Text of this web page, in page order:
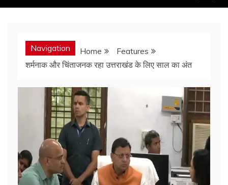
Navigation Home
Features
शर्मनाक और चिंताजनक रहा उत्तराखंड के लिए साल का अंत